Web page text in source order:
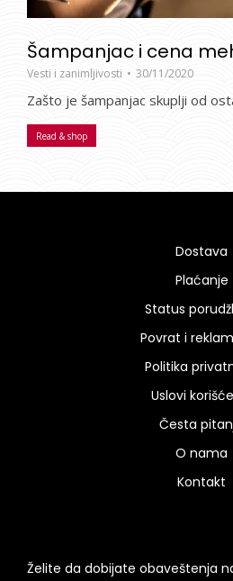
Šampanjac i cena
Vesti i zanimljivosti 30/11/2020
Zašto je šampanjac skuplji od
Read & shop
Dostava
Plaćanje
Status
Povrat i
Politika
Uslovi
Česta
O nama
Kontakt
Želite da dobijate obaveštenja